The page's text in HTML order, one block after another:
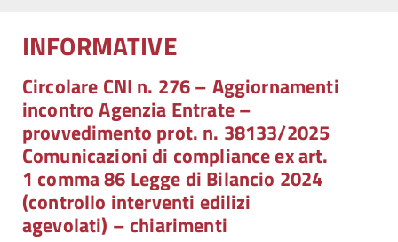
INFORMATIVE
Circolare CNI n. 276 – Aggiornamenti
incontro Agenzia Entrate –
provvedimento prot. n. 38133/2025
Comunicazioni di compliance ex art.
1 comma 86 Legge di Bilancio 2024
(controllo interventi edilizi
agevolati) – chiarimenti